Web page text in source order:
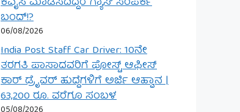
ಬಂದ್!?
06/08/2026
India Post Staff Car Driver: 10ನೇ
ತರಗತಿ ಪಾಸಾದವರಿಗೆ ಪೋಸ್ಟ್ ಆಫೀಸ್
ಕಾರ್ ಡ್ರೈವರ್ ಹುದ್ದೆಗಳಿಗೆ ಅರ್ಜಿ ಆಹ್ವಾನ |
63,200 ರೂ. ವರೆಗೂ ಸಂಬಳ